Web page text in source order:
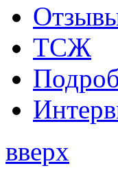
ТСЖ
вверх